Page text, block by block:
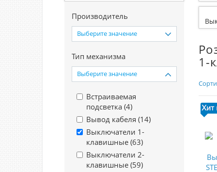
Производитель
Выберите значение
Тип механизма
Выберите значение
Встраиваемая
подсветка (4)
Вывод кабеля (14)
Выключатели 1-
клавишные (63)
Выключатели 2-
клавишные (59)
1-